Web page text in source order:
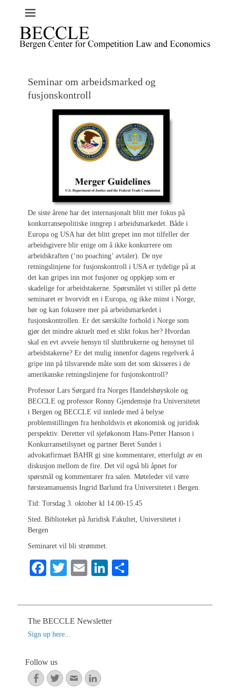
Seminar om arbeidsmarked og
fusjonskontroll
De siste årene har det internasjonalt blitt mer fokus på
konkurransepolitiske inngrep i arbeidsmarkedet. Både i
Europa og USA har det blitt grepet inn mot tilfeller der
arbeidsgivere blir enige om å ikke konkurrere om
arbeidskraften (‘no poaching’ avtaler). De nye
retningslinjene for fusjonskontroll i USA er tydelige på at
det kan gripes inn mot fusjoner og oppkjøp som er
skadelige for arbeidstakerne. Spørsmålet vi stiller på dette
seminaret er hvorvidt en i Europa, og ikke minst i Norge,
bør og kan fokusere mer på arbeidsmarkedet i
fusjonskontrollen. Er det særskilte forhold i Norge som
gjør det mindre aktuelt med et slikt fokus her? Hvordan
skal en evt avveie hensyn til sluttbrukerne og hensynet til
arbeidstakerne? Er det mulig innenfor dagens regelverk å
gripe inn på tilsvarende måte som det som skisseres i de
amerikanske retningslinjene for fusjonskontroll?
Professor Lars Sørgard fra Norges Handelshøyskole og
BECCLE og professor Ronny Gjendemsjø fra Universitetet
i Bergen og BECCLE vil innlede med å belyse
problemstillingen fra henholdsvis et økonomisk og juridisk
perspektiv. Deretter vil sjeføkonom Hans-Petter Hanson i
Konkurransetilsynet og partner Beret Sundet i
advokatfirmaet BAHR gi sine kommentarer, etterfulgt av en
diskusjon mellom de fire. Det vil også bli åpnet for
spørsmål og kommentarer fra salen. Møteleder vil være
førsteamanuensis Ingrid Barlund fra Universitetet i Bergen.
Tid: Torsdag 3. oktober kl 14.00-15.45
Sted. Biblioteket på Juridisk Fakultet, Universitetet i
Bergen
Seminaret vil bli strømmet.
Fa
bo
ok
T
tte
r
E
ail
Li
ed
In
re
The BECCLE Newsletter
Sign up here...
Follow us
Facebook
TwitterEmailLinkedIn